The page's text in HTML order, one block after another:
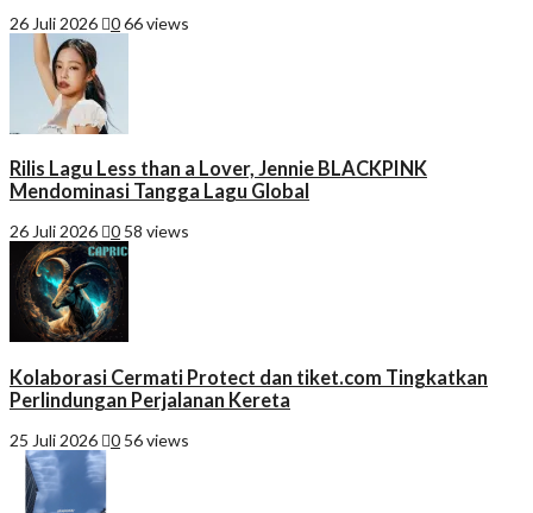
26 Juli 2026 066 views
Rilis Lagu Less than a Lover, Jennie BLACKPINK
Mendominasi Tangga Lagu Global
26 Juli 2026 0 58 views
Kolaborasi Cermati Protect dan tiket.com Tingkatkan
Perlindungan Perjalanan Kereta
25 Juli 2026 0 56 views